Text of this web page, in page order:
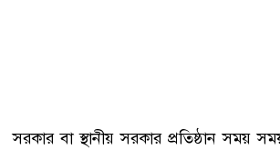
সরকার বা স্থানীয় সরকার প্রতিষ্ঠান সময়